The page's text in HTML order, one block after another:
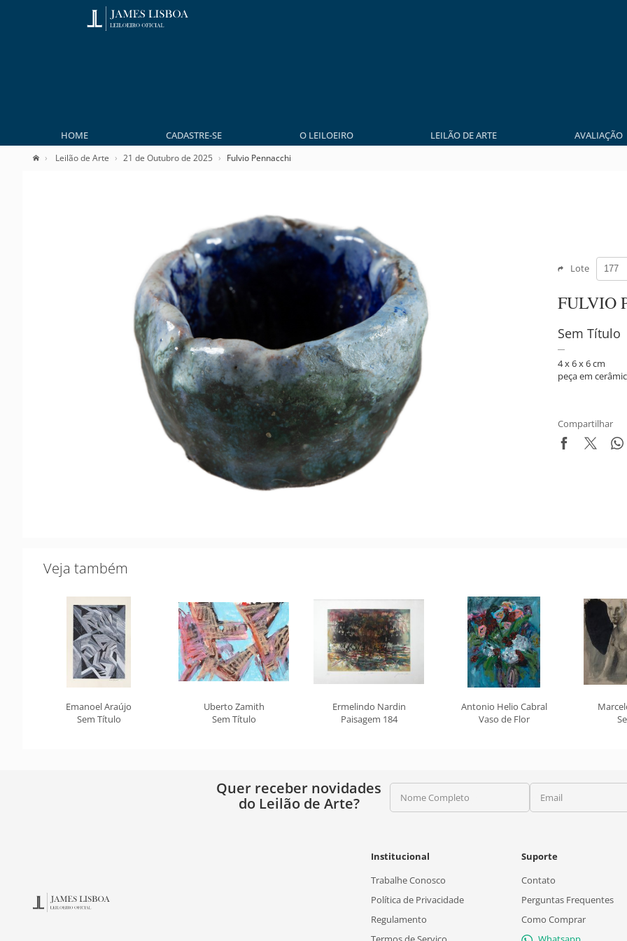
HOME CADASTRE-SE O LEILOEIRO LEILÃO DE ARTE AVALIAÇÃO
Leilão de Arte 21 de Outubro de 2025 Fulvio Pennacchi
Lote
FULVIO
Sem Título
4 x 6 x 6 cm
peça em
Compartilhar
Veja também
Emanoel Araújo
Sem Título
Uberto Zamith
Sem Título
Ermelindo Nardin
Paisagem 184
Antonio Helio Cabral
Vaso de Flor
Quer receber novidades
do Leilão de Arte?
Nome Completo Email
Institucional
Trabalhe Conosco
Política de Privacidade
Regulamento
Suporte
Contato
Perguntas Frequentes
Como Comprar